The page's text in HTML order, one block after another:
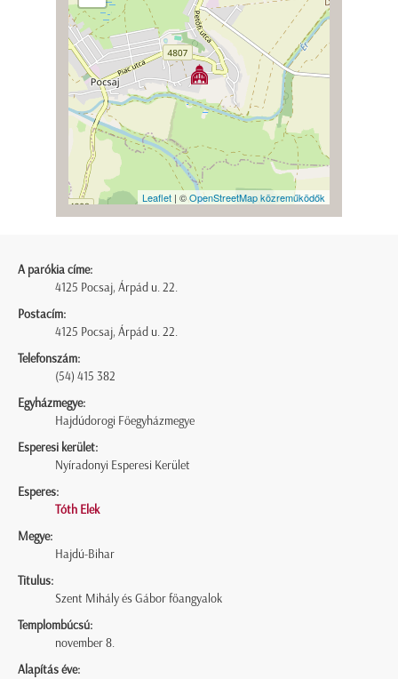
Leaflet | ©OpenStreetMap közreműködők
A parókia címe:
4125 Pocsaj, Árpád u. 22.
Postacím:
4125 Pocsaj, Árpád u. 22.
Telefonszám:
(54) 415 382
Egyházmegye:
Hajdúdorogi Főegyházmegye
Esperesi kerület:
Nyíradonyi Esperesi Kerület
Esperes:
Tóth Elek
Megye:
Hajdú-Bihar
Titulus:
Szent Mihály és Gábor főangyalok
Templombúcsú:
november 8.
Alapítás éve: